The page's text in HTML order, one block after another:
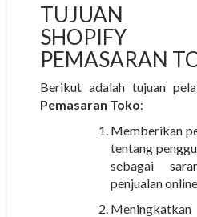
TUJUAN
PEMASARAN
Berikut adalah tujuan
Pemasaran Toko:
Memberikan
tentang
sebagai
penjualan